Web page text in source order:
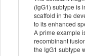
(IgG1) subtype is
scaffold in the
to its enhanced
A prime example
recombinant
the IgG1 subtype